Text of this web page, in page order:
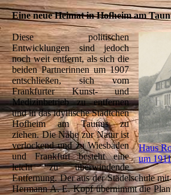
Eine neue Heimat in Hofheim am
Haus
um
Diese politischen
Entwicklungen sind jedoch
noch weit entfernt, als sich die
beiden Partnerinnen um 1907
entschließen, sich vom
Frankfurter Kunst- und
Medizinbetrieb zu entfernen
und in das idyllische Städtchen
Hofheim am Taunus zu
ziehen. Die Nähe zur Natur ist
verlockend und zu Wiesbaden
und Frankfurt besteht eine
leicht zu überwindende
Entfernung. Der aus der Städelschule
Hermann A. E. Kopf übernimmt die